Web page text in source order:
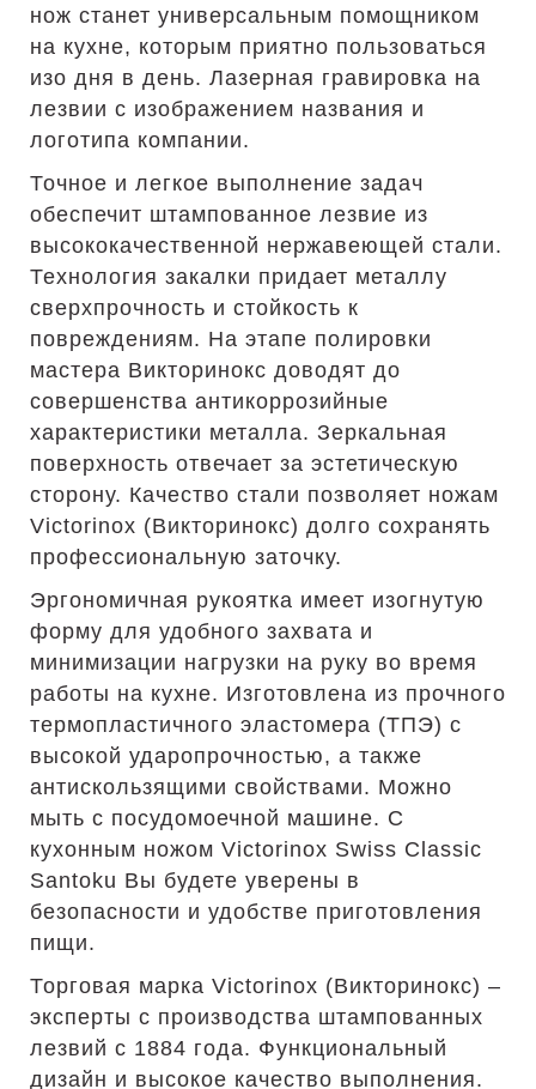
нож станет универсальным помощником
на кухне, которым приятно пользоваться
изо дня в день. Лазерная гравировка на
лезвии с изображением названия и
логотипа компании.
Точное и легкое выполнение задач
обеспечит штампованное лезвие из
высококачественной нержавеющей стали.
Технология закалки придает металлу
сверхпрочность и стойкость к
повреждениям. На этапе полировки
мастера Викторинокс доводят до
совершенства антикоррозийные
характеристики металла. Зеркальная
поверхность отвечает за эстетическую
сторону. Качество стали позволяет ножам
Victorinox (Викторинокс) долго сохранять
профессиональную заточку.
Эргономичная рукоятка имеет изогнутую
форму для удобного захвата и
минимизации нагрузки на руку во время
работы на кухне. Изготовлена из прочного
термопластичного эластомера (ТПЭ) с
высокой ударопрочностью, а также
антискользящими свойствами. Можно
мыть с посудомоечной машине. С
кухонным ножом Victorinox Swiss Classic
Santoku Вы будете уверены в
безопасности и удобстве приготовления
пищи.
Торговая марка Victorinox (Викторинокс) –
эксперты с производства штампованных
лезвий с 1884 года. Функциональный
дизайн и высокое качество выполнения.